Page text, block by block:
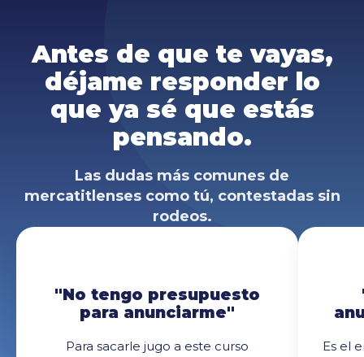
Antes de que te vayas,
déjame responder lo
que ya sé que estás
pensando.
Las dudas más comunes de
mercatitlenses como tú, contestadas sin
rodeos.
"No tengo presupuesto
para anunciarme"
Para sacarle jugo a este curso
Es el